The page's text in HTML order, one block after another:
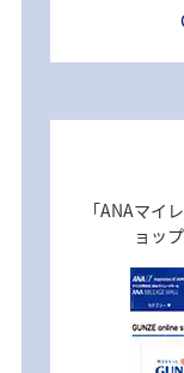
「ANAマイ
ョッ